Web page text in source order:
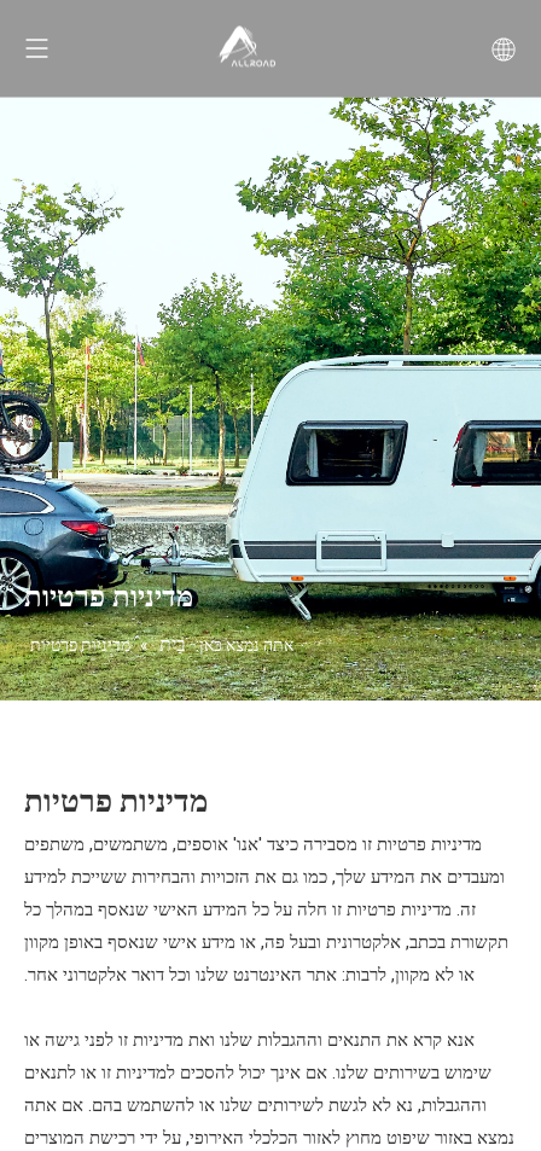
מדיניות פרטיות
אתה נמצא כאן: בַּיִת » מדיניות פרטיות
מדיניות פרטיות
מדיניות פרטיות זו מסבירה כיצד 'אנו' אוספים, משתמשים, משתפים
ומעבדים את המידע שלך, כמו גם את הזכויות והבחירות ששייכת למידע
זה. מדיניות פרטיות זו חלה על כל המידע האישי שנאסף במהלך כל
תקשורת בכתב, אלקטרונית ובעל פה, או מידע אישי שנאסף באופן מקוון
או לא מקוון, לרבות: אתר האינטרנט שלנו וכל דואר אלקטרוני אחר.
אנא קרא את התנאים וההגבלות שלנו ואת מדיניות זו לפני גישה או
שימוש בשירותים שלנו. אם אינך יכול להסכים למדיניות זו או לתנאים
וההגבלות, נא לא לגשת לשירותים שלנו או להשתמש בהם. אם אתה
נמצא באזור שיפוט מחוץ לאזור הכלכלי האירופי, על ידי רכישת המוצרים